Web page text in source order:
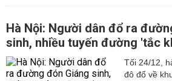
Hà Nội: Người dân đổ ra
sinh, nhiều tuyến đường 'tắc
Tối 24/12,
đô đổ về